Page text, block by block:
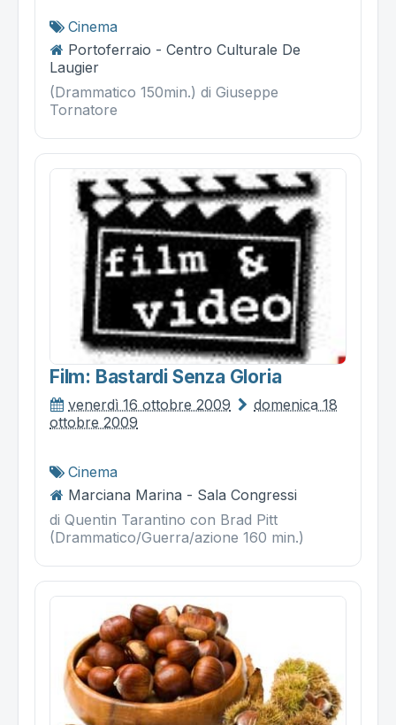
Cinema
Portoferraio - Centro Culturale De
Laugier
(Drammatico 150min.) di Giuseppe
Tornatore
Film: Bastardi Senza Gloria
venerdì 16 ottobre 2009
domenica 18
ottobre 2009
Cinema
Marciana Marina - Sala Congressi
di Quentin Tarantino con Brad Pitt
(Drammatico/Guerra/azione 160 min.)